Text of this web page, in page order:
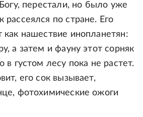
перестали, но было уже
рассеялся по стране. Его
как нашествие инопланетян:
а затем и фауну этот сорняк
в густом лесу пока не растет.
его сок вызывает,
фотохимические ожоги